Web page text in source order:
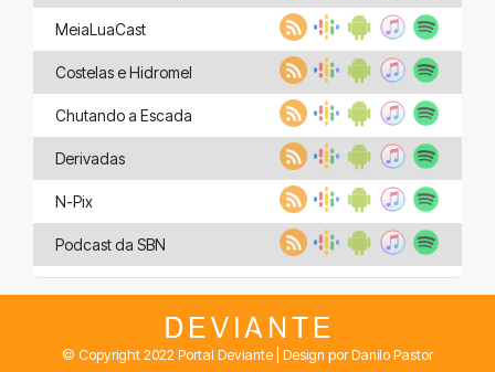
MeiaLuaCast
Costelas e Hidromel
Chutando a Escada
Derivadas
N-Pix
Podcast da SBN
© Copyright 2022 Portal Deviante | Design por Danilo Pastor